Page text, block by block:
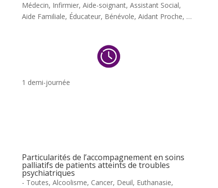
Médecin, Infirmier, Aide-soignant, Assistant Social,
Aide Familiale, Éducateur, Bénévole, Aidant Proche, …
1 demi-journée
Particularités de l’accompagnement en soins
palliatifs de patients atteints de troubles
psychiatriques
- Toutes, Alcoolisme, Cancer, Deuil, Euthanasie,